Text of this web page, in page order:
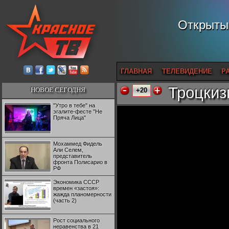
ГЛАВНАЯ ТЕЛЕВИДЕНИЕ
НОВОЕ СЕГОДНЯ
"Утро в тебе" на
эгалите-фесте "Не
Пряча Лица"
Мохаммед Фидель
Али Селем,
представитель
фронта Полисарио в
РФ
Экономика СССР
времен «застоя»:
жажда планомерности
(часть 2)
Рост социального
неравенства в 21
+20